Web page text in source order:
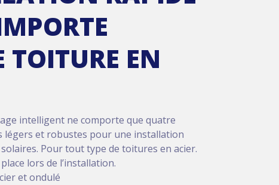
TOITURE EN
intelligent ne comporte que quatre
légers et robustes pour une installation
Pour tout type de toitures en acier.
lors de l’installation.
et ondulé